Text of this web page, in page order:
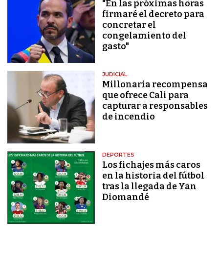
"En las próximas horas
firmaré el decreto para
concretar el
congelamiento del
gasto"
JUDICIAL
Millonaria recompensa
que ofrece Cali para
capturar a responsables
de incendio
DEPORTES
Los fichajes más caros
en la historia del fútbol
tras la llegada de Yan
Diomandé